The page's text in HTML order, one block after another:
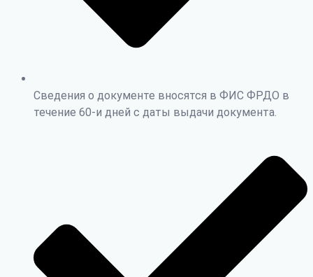
Сведения о документе вносятся в ФИС ФРДО в
течение 60-и дней с даты выдачи документа.